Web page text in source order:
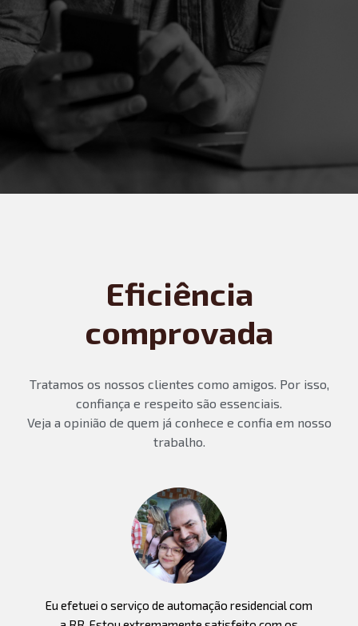
Eficiência
comprovada
Tratamos os nossos clientes como amigos. Por isso,
confiança e respeito são essenciais.
Veja a opinião de quem já conhece e confia em nosso
trabalho.
Eu efetuei o serviço de automação residencial com